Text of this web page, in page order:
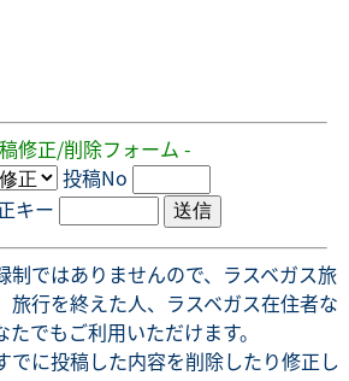
修正/削除フォーム -
投稿No
キー
制ではありませんので、ラスベガス旅
旅行を終えた人、ラスベガス在住者な
でもご利用いただけます。
でに投稿した内容を削除したり修正し